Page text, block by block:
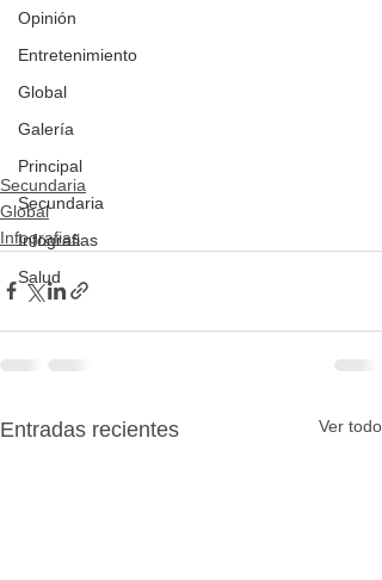
Opinión
Entretenimiento
Global
Galería
Principal
Secundaria
Infografias
Salud
Secundaria
Global
Infografias
Entradas recientes Ver todo